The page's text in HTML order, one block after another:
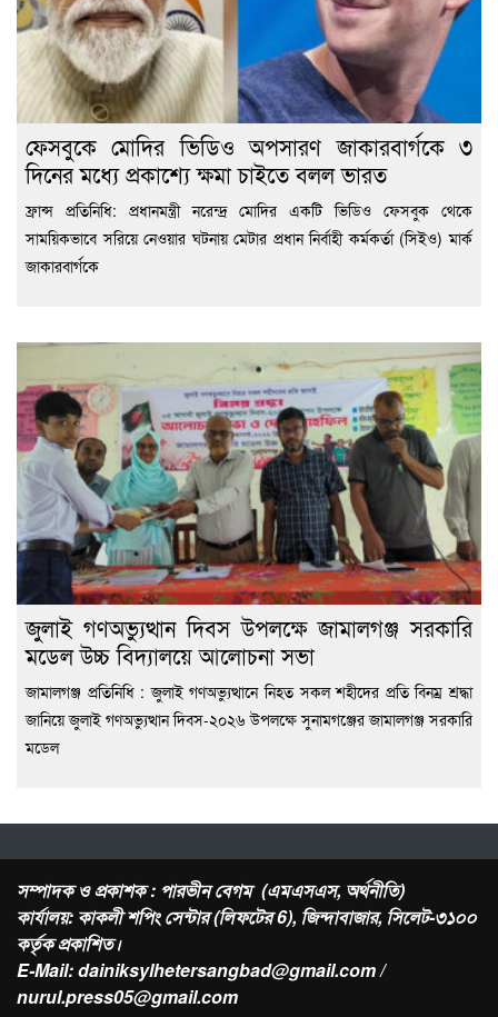
ফেসবুকে মোদির ভিডিও অপসারণ জাকারবার্গকে ৩
দিনের মধ্যে প্রকাশ্যে ক্ষমা চাইতে বলল ভারত
ফ্রান্স প্রতিনিধি: প্রধানমন্ত্রী নরেন্দ্র মোদির একটি ভিডিও ফেসবুক থেকে
সাময়িকভাবে সরিয়ে নেওয়ার ঘটনায় মেটার প্রধান নির্বাহী কর্মকর্তা (সিইও) মার্ক
জাকারবার্গকে
জুলাই গণঅভ্যুত্থান দিবস উপলক্ষে জামালগঞ্জ সরকারি
মডেল উচ্চ বিদ্যালয়ে আলোচনা সভা
জামালগঞ্জ প্রতিনিধি : জুলাই গণঅভ্যুত্থানে নিহত সকল শহীদের প্রতি বিনম্র শ্রদ্ধা
জানিয়ে জুলাই গণঅভ্যুত্থান দিবস-২০২৬ উপলক্ষে সুনামগঞ্জের জামালগঞ্জ সরকারি
মডেল
সম্পাদক ও প্রকাশক : পারভীন বেগম (এমএসএস, অর্থনীতি)
কার্যালয়: কাকলী শপিং সেন্টার (লিফটের 6), জিন্দাবাজার, সিলেট-৩১০০
কর্তৃক প্রকাশিত।
E-Mail: dainiksylhetersangbad@gmail.com /
nurul.press05@gmail.com